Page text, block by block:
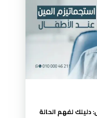
دليلك لفهم الحالة